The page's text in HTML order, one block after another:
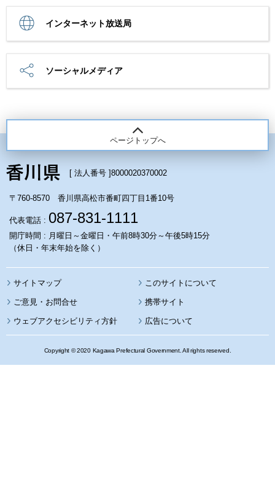
インターネット放送局
ソーシャルメディア
ページトップへ
[ 法人番号 ]8000020370002
〒760-8570 香川県高松市番町四丁目1番10号
代表電話 : 087-831-1111
開庁時間 : 月曜日～金曜日・午前8時30分～午後5時15分
（休日・年末年始を除く）
サイトマップ このサイトについて
携帯サイト
ウェブアクセシビリティ方針 広告について
Copyright © 2020 Kagawa Prefectural Government. All rights reserved.